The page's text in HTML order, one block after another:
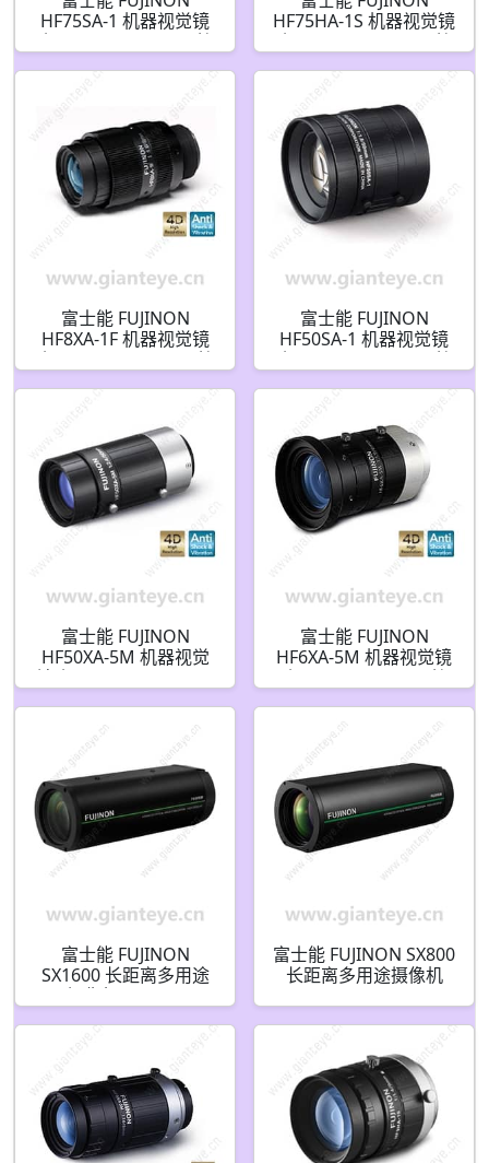
HF75SA-1 机器视觉镜
头 75mm F1.8-F22 C接
HF75HA-1S 机器视觉镜
头 75mm F2.8-F22 C接
富士能 FUJINON
HF8XA-1F 机器视觉镜
头 8mm F1.6 F4 F8 C接
富士能 FUJINON
HF50SA-1 机器视觉镜
头 50mm F1.8-F22 C接
富士能 FUJINON
HF50XA-5M 机器视觉
镜头 50mm F2.4-F16 C
富士能 FUJINON
HF6XA-5M 机器视觉镜
头 6mm F1.9-F16 C接
富士能 FUJINON
SX1600 长距离多用途
摄像机 40x 40–
富士能 FUJINON SX800
长距离多用途摄像机